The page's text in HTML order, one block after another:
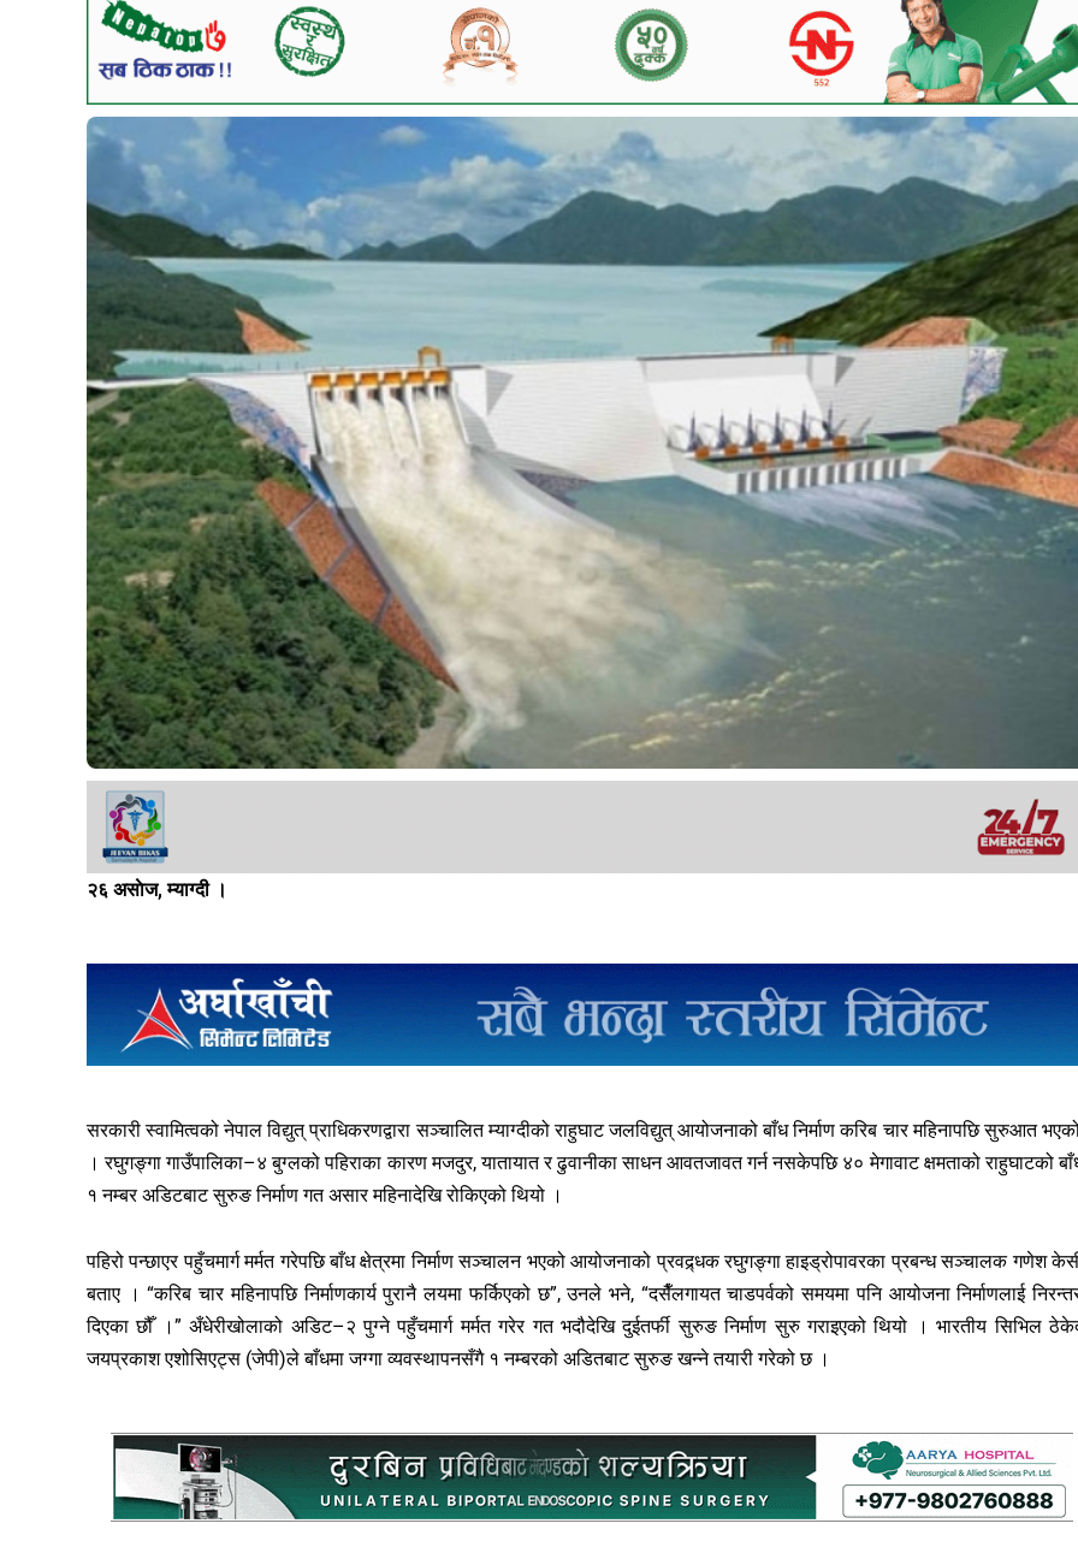
२६ असाेज, म्याग्दी ।
सरकारी स्वामित्वको नेपाल विद्युत् प्राधिकरणद्वारा सञ्चालित म्याग्दीको राहुघाट जलविद्युत् आयोजनाको बाँध निर्माण करिब चार महिनापछि सुरुआत
। रघुगङ्गा गाउँपालिका–४ बुग्लको पहिराका कारण मजदुर, यातायात र ढुवानीका साधन आवतजावत गर्न नसकेपछि ४० मेगावाट क्षमताको राहुघाटको
१ नम्बर अडिटबाट सुरुङ निर्माण गत असार महिनादेखि रोकिएको थियो ।
पहिरो पन्छाएर पहुँचमार्ग मर्मत गरेपछि बाँध क्षेत्रमा निर्माण सञ्चालन भएको आयोजनाको प्रवद्र्धक रघुगङ्गा हाइड्रोपावरका प्रबन्ध सञ्चालक गणेश
बताए । “करिब चार महिनापछि निर्माणकार्य पुरानै लयमा फर्किएको छ”, उनले भने, “दसैँलगायत चाडपर्वको समयमा पनि आयोजना निर्माणलाई
दिएका छौँ ।” अँधेरीखोलाको अडिट–२ पुग्ने पहुँचमार्ग मर्मत गरेर गत भदौदेखि दुईतर्फी सुरुङ निर्माण सुरु गराइएको थियो । भारतीय सिभिल
जयप्रकाश एशोसिएट्स (जेपी)ले बाँधमा जग्गा व्यवस्थापनसँगै १ नम्बरको अडितबाट सुरुङ खन्ने तयारी गरेको छ ।